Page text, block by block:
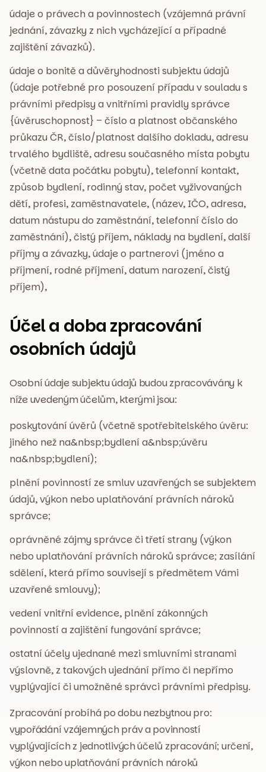
údaje o právech a povinnostech (vzájemná právní
jednání, závazky z nich vycházející a případné
zajištění závazků).
údaje o bonitě a důvěryhodnosti subjektu údajů
(údaje potřebné pro posouzení případu v souladu s
právními předpisy a vnitřními pravidly správce
{úvěruschopnost} – číslo a platnost občanského
průkazu ČR, číslo/platnost dalšího dokladu, adresu
trvalého bydliště, adresu současného místa pobytu
(včetně data počátku pobytu), telefonní kontakt,
způsob bydlení, rodinný stav, počet vyživovaných
dětí, profesi, zaměstnavatele, (název, IČO, adresa,
datum nástupu do zaměstnání, telefonní číslo do
zaměstnání), čistý příjem, náklady na bydlení, další
příjmy a závazky, údaje o partnerovi (jméno a
příjmení, rodné příjmení, datum narození, čistý
příjem),
Účel a doba zpracování
osobních údajů
Osobní údaje subjektu údajů budou zpracovávány k
níže uvedeným účelům, kterými jsou:
poskytování úvěrů (včetně spotřebitelského úvěru:
jiného než na&nbsp;bydlení a&nbsp;úvěru
na&nbsp;bydlení);
plnění povinností ze smluv uzavřených se subjektem
údajů, výkon nebo uplatňování právních nároků
správce;
oprávněné zájmy správce či třetí strany (výkon
nebo uplatňování právních nároků správce; zasílání
sdělení, která přímo souvisejí s předmětem Vámi
uzavřené smlouvy);
vedení vnitřní evidence, plnění zákonných
povinností a zajištění fungování správce;
ostatní účely ujednané mezi smluvními stranami
výslovně, z takových ujednání přímo či nepřímo
vyplývající či umožněné správci právními předpisy.
Zpracování probíhá po dobu nezbytnou pro:
vypořádání vzájemných práv a povinností
vyplývajících z jednotlivých účelů zpracování; určení,
výkon nebo uplatňování právních nároků